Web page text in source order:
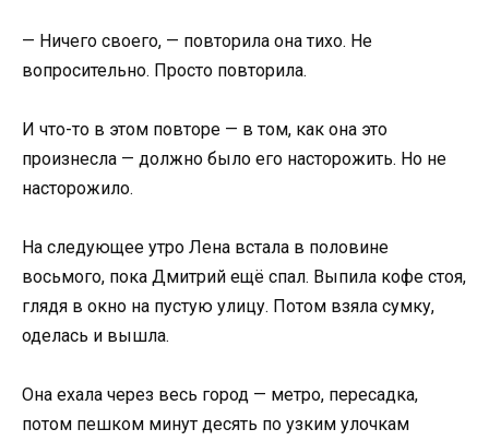
— Ничего своего, — повторила она тихо. Не
вопросительно. Просто повторила.
И что-то в этом повторе — в том, как она это
произнесла — должно было его насторожить. Но не
насторожило.
На следующее утро Лена встала в половине
восьмого, пока Дмитрий ещё спал. Выпила кофе стоя,
глядя в окно на пустую улицу. Потом взяла сумку,
оделась и вышла.
Она ехала через весь город — метро, пересадка,
потом пешком минут десять по узким улочкам